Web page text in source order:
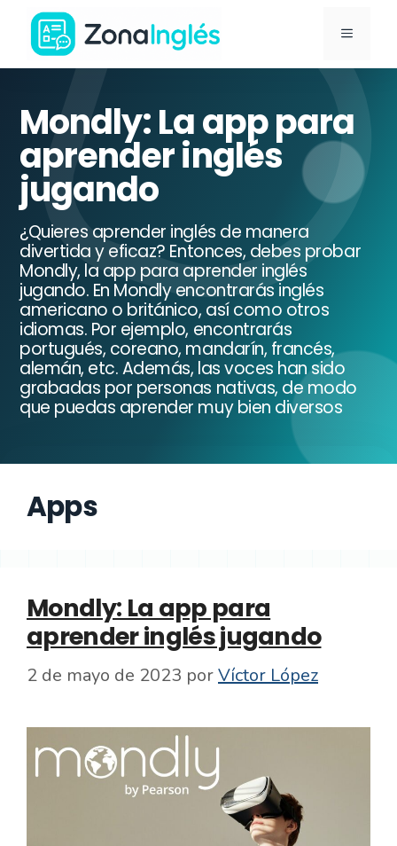
Saltar
contenido
Ir
la
portada
de
ZonaInglés
MENÚ
Mondly: La app para
aprender inglés
jugando
¿Quieres aprender inglés de manera
divertida y eficaz? Entonces, debes probar
Mondly, la app para aprender inglés
jugando. En Mondly encontrarás inglés
americano o británico, así como otros
idiomas. Por ejemplo, encontrarás
portugués, coreano, mandarín, francés,
alemán, etc. Además, las voces han sido
grabadas por personas nativas, de modo
que puedas aprender muy bien diversos
Apps
Mondly: La app para
aprender inglés jugando
2 de mayo de 2023 porVíctor López